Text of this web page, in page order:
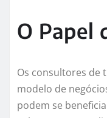
O Papel
Os consultores de
modelo de
podem se